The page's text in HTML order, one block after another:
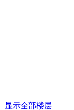
| 显示全部楼层